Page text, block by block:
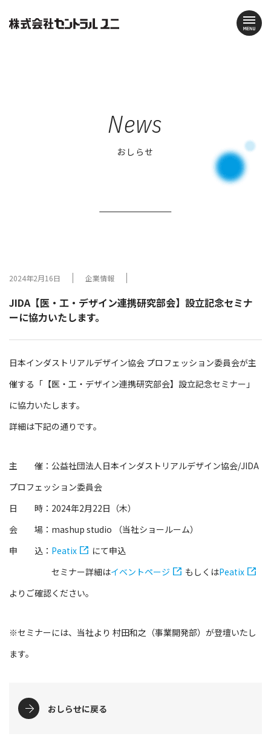
News
おしらせ
2024年2月16日 企業情報
JIDA【医・工・デザイン連携研究部会】設立記念セミナ
ーに協力いたします。
日本インダストリアルデザイン協会 プロフェッション委員会が主
催する「【医・工・デザイン連携研究部会】設立記念セミナー」
に協力いたします。
詳細は下記の通りです。
主 催：公益社団法人日本インダストリアルデザイン協会/JIDA
プロフェッション委員会
日 時：2024年2月22日（木）
会 場：mashup studio （当社ショールーム）
申 込： Peatix
にて申込
セミナー詳細はイベントページ もしくはPeatix
よりご確認ください。
※セミナーには、当社より 村田和之（事業開発部）が登壇いたし
ます。
おしらせに戻る